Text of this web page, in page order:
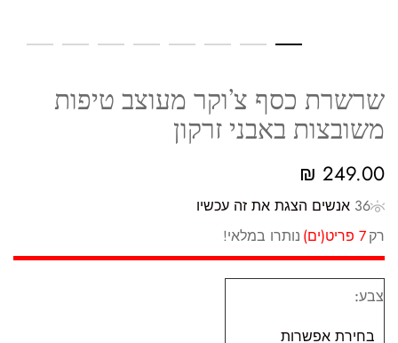
שרשרת כסף צ’וקר מעוצב טיפות
משובצות באבני זרקון
249.00
₪
36 אנשים הצגת את זה עכשיו
רק7 פריט(ים) נותרו במלאי!
צבע